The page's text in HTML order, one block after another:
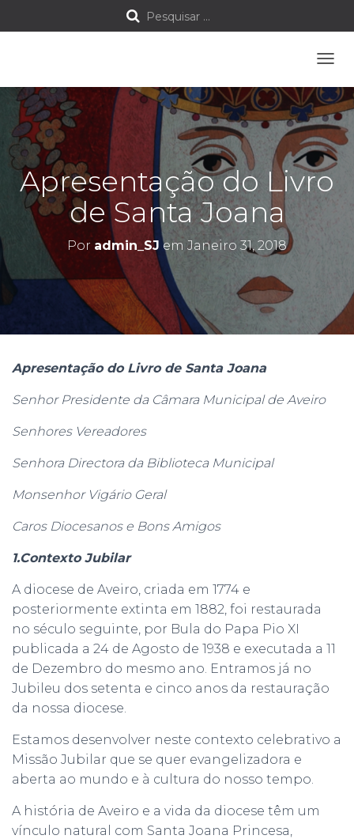
P
q
u
i
p
o
r
Pesquisar …
L
T
E
R
N
A
R
A
O
Apresentação do Livro
de Santa Joana
Por admin_SJ em Janeiro 31, 2018
Apresentação do Livro de Santa Joana
Senhor Presidente da Câmara Municipal de Aveiro
Senhores Vereadores
Senhora Directora da Biblioteca Municipal
Monsenhor Vigário Geral
Caros Diocesanos e Bons Amigos
1.Contexto Jubilar
A diocese de Aveiro, criada em 1774 e
posteriormente extinta em 1882, foi restaurada
no século seguinte, por Bula do Papa Pio XI
publicada a 24 de Agosto de 1938 e executada a 11
de Dezembro do mesmo ano. Entramos já no
Jubileu dos setenta e cinco anos da restauração
da nossa diocese.
Estamos desenvolver neste contexto celebrativo a
Missão Jubilar que se quer evangelizadora e
aberta ao mundo e à cultura do nosso tempo.
A história de Aveiro e a vida da diocese têm um
vínculo natural com Santa Joana Princesa,